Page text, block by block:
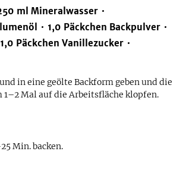
ml Mineralwasser
1,0 Päckchen Backpulver
1,0 Päckchen Vanillezucker
in eine geölte Backform geben und die
1–2 Mal auf die Arbeitsfläche klopfen.
Min. backen.